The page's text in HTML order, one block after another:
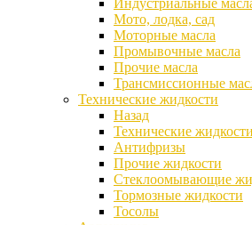
Индустриальные
Мото, лодка, сад
Моторные масла
Промывочные масла
Прочие масла
Трансмиссионные
Технические жидкости
Назад
Технические жидкости
Антифризы
Прочие жидкости
Стеклоомывающие
Тормозные жидкости
Тосолы